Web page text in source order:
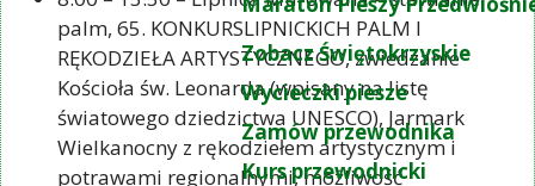
Zobacz Świętokrzyskie
Wycieczki piesze
Zamów przewodnika
Kurs przewodnicki
palm, 65. KONKURSLIPNICKICH PALM I
RĘKODZIEŁA ARTYSTYCZNEGO, zwiedzanie
Kościoła św. Leonarda (wpisany na listę
światowego dziedzictwa UNESCO), Jarmark
Wielkanocny z rękodziełem artystycznym i
potrawami regionalnymi, możliwość